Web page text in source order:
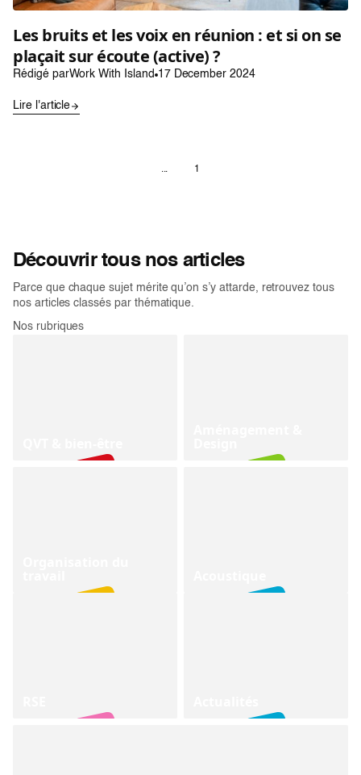
Les bruits et les voix en réunion : et si on se
plaçait sur écoute (active) ?
Rédigé parWork With Island 17 December 2024
Lire l'article
... 1
Découvrir tous nos articles
Parce que chaque sujet mérite qu’on s’y attarde, retrouvez tous
nos articles classés par thématique.
Nos rubriques